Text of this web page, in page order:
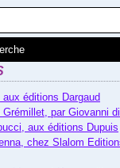
éditions Dargaud
par Giovanni di
aux éditions Dupuis
chez Slalom